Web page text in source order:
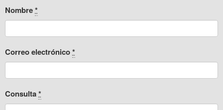
Nombre*
Correo electrónico*
Consulta*